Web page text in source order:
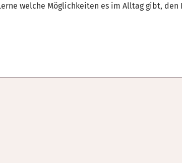
welche Möglichkeiten es im Alltag gibt, den